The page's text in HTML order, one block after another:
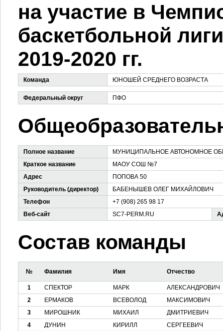
на участие в
баскетбольной
2019-2020 гг.
Команда ЮНОШЕЙ СРЕДНЕГО ВОЗРАСТА
Федеральный округ ПФО
Полное название
МУНИЦИПАЛЬНОЕ АВТОНОМНОЕ
Краткое название
МАОУ СОШ №7
Адрес
ПОПОВА 50
Руководитель (директор)
БАБЕНЫШЕВ ОЛЕГ МИХАЙЛОВИЧ
Телефон
+7 (908) 265 98 17
Веб-сайт
SC7-PERM.RU
Состав команды
№ Фамилия Имя Отчество
1 СПЕКТОР МАРК
АЛЕКСАНДРОВИЧ
2
ЕРМАКОВ ВСЕВОЛОД
МАКСИМОВИЧ
3
МИРОШНИК МИХАИЛ
ДМИТРИЕВИЧ
4
ДУНИН КИРИЛЛ
СЕРГЕЕВИЧ